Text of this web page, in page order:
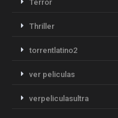
Terror
Thriller
torrentlatino2
ver peliculas
verpeliculasultra